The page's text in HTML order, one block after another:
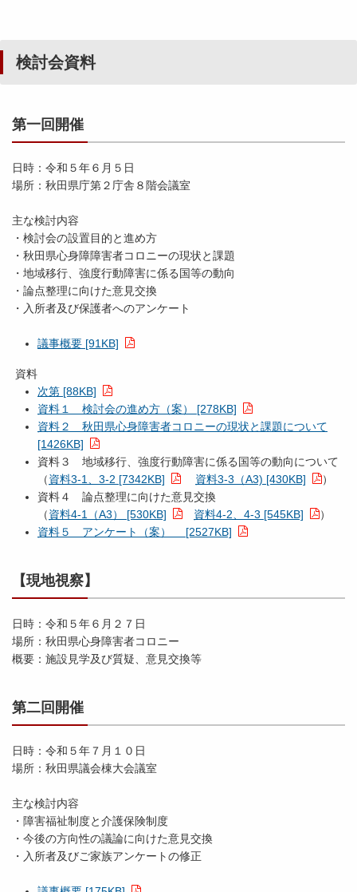
検討会資料
第一回開催
日時：令和５年６月５日
場所：秋田県庁第２庁舎８階会議室
主な検討内容
・検討会の設置目的と進め方
・秋田県心身障障害者コロニーの現状と課題
・地域移行、強度行動障害に係る国等の動向
・論点整理に向けた意見交換
・入所者及び保護者へのアンケート
議事概要 [91KB]
資料
次第 [88KB]
資料１ 検討会の進め方（案） [278KB]
資料２ 秋田県心身障害者コロニーの現状と課題について
[1426KB]
資料３ 地域移行、強度行動障害に係る国等の動向について
（資料3-1、3-2 [7342KB] 資料3-3（A3) [430KB]
）
資料４ 論点整理に向けた意見交換
（資料4-1（A3） [530KB] 資料4-2、4-3 [545KB]
）
資料５ アンケート（案） [2527KB]
【現地視察】
日時：令和５年６月２７日
場所：秋田県心身障害者コロニー
概要：施設見学及び質疑、意見交換等
第二回開催
日時：令和５年７月１０日
場所：秋田県議会棟大会議室
主な検討内容
・障害福祉制度と介護保険制度
・今後の方向性の議論に向けた意見交換
・入所者及びご家族アンケートの修正